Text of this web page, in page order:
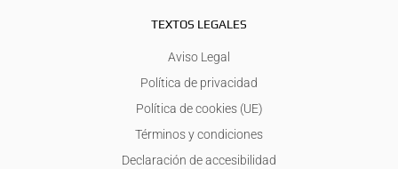
TEXTOS LEGALES
Aviso Legal
Política de privacidad
Política de cookies (UE)
Términos y condiciones
Declaración de accesibilidad